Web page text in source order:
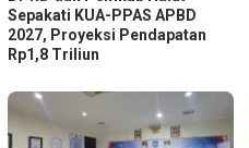
Sepakati KUA-PPAS APBD
2027, Proyeksi Pendapatan
Rp1,8 Triliun